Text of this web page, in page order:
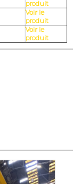
produit
Voir le
produit
Voir le
produit